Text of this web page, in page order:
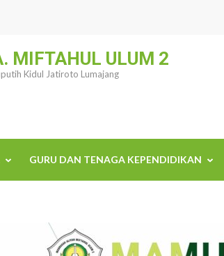
MIFTAHUL ULUM 2
Kidul Jatiroto Lumajang
GURU DAN TENAGA KEPENDIDIKAN